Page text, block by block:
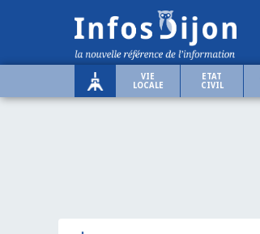
VIE
LOCALE
ETAT
CIVIL